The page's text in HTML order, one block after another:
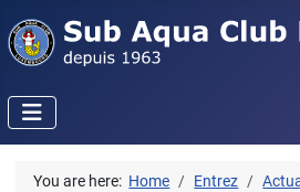
You are here: Home Entrez